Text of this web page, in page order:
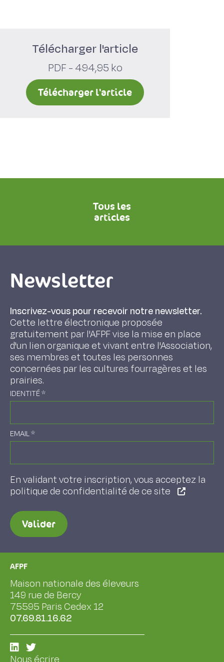
Télécharger l'article
PDF - 494,95 ko
Télécharger l'article
Tous les
articles
Newsletter
Inscrivez-vous pour recevoir notre newsletter.
Cette lettre électronique proposée
gratuitement par l'AFPF vise la mise en place
d'un lien organique et vivant entre l'Association,
ses membres et toutes les personnes
concernées par les cultures fourragères et les
prairies.
IDENTITÉ*
EMAIL*
En validant votre inscription, vous acceptez la
politique de confidentialité de ce site
Valider
AFPF
Maison nationale des éleveurs
149 rue de Bercy
75595 Paris Cedex 12
07.69.81.16.62